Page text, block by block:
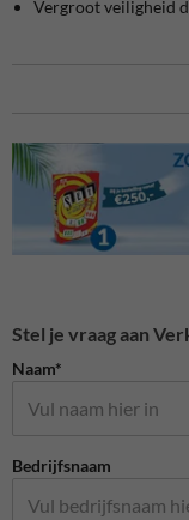
Vergroot veiligheid
Stel je vraag aan
Naam*
Bedrijfsnaam